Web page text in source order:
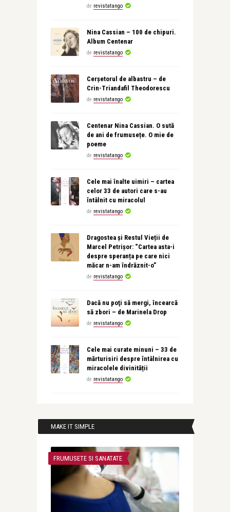
de revistatango
Nina Cassian – 100 de chipuri.
Album Centenar
de revistatango
Cerșetorul de albastru – de
Crin-Triandafil Theodorescu
de revistatango
Centenar Nina Cassian. O sută
de ani de frumusețe. O mie de
poeme
de revistatango
Cele mai înalte uimiri – cartea
celor 33 de autori care s-au
întâlnit cu miracolul
de revistatango
Dragostea și Restul Vieții de
Marcel Petrișor: “Cartea asta-i
despre speranța pe care nici
măcar n-am îndrăznit-o”
de revistatango
Dacă nu poţi să mergi, încearcă
să zbori – de Marinela Drop
de revistatango
Cele mai curate minuni – 33 de
mărturisiri despre întâlnirea cu
miracolele divinității
de revistatango
MAKE IT SIMPLE
FRUMUSETE SI SANATATE